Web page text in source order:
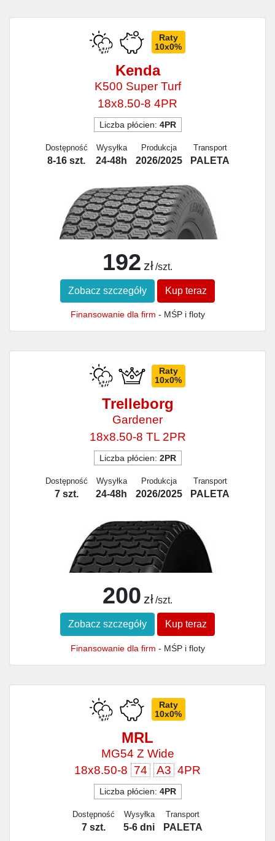
Raty
10x0%
Kenda
K500 Super Turf
18x8.50-8 4PR
Liczba płócien: 4PR
Dostępność
8-16 szt.
Wysyłka
24-48h
Produkcja
2026/2025
Transport
PALETA
192 zł /szt.
Zobacz szczegóły Kup teraz
Finansowanie dla firm - MŚP i floty
Raty
10x0%
Trelleborg
Gardener
18x8.50-8 TL 2PR
Liczba płócien: 2PR
Dostępność
7 szt.
Wysyłka
24-48h
Produkcja
2026/2025
Transport
PALETA
200 zł /szt.
Zobacz szczegóły Kup teraz
Finansowanie dla firm - MŚP i floty
Raty
10x0%
MRL
MG54 Z Wide
18x8.50-8 74 A3 4PR
Liczba płócien: 4PR
Dostępność
7 szt.
Wysyłka
5-6 dni
Transport
PALETA